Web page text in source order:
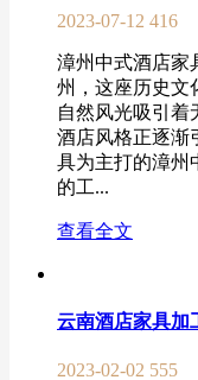
2023-07-12 416
漳州中式酒店家
州，这座历史文
自然风光吸引着
酒店风格正逐渐
具为主打的漳州
的工...
查看全文
云南酒店家具加
2023-02-02 555